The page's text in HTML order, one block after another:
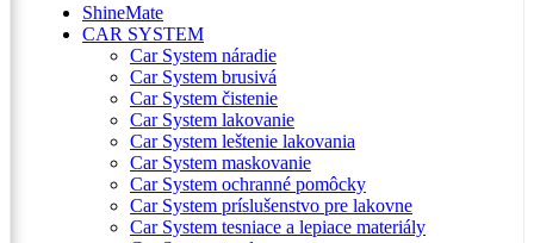
ShineMate
CAR SYSTEM
Car System náradie
Car System brusivá
Car System čistenie
Car System lakovanie
Car System leštenie lakovania
Car System maskovanie
Car System ochranné pomôcky
Car System príslušenstvo pre lakovne
Car System tesniace a lepiace materiály